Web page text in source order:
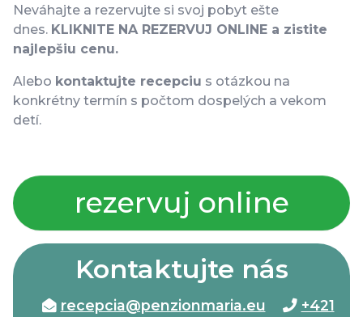
Neváhajte a rezervujte si svoj pobyt ešte
dnes. KLIKNITE NA REZERVUJ ONLINE a zistite
najlepšiu cenu.
Alebo kontaktujte recepciu s otázkou na
konkrétny termín s počtom dospelých a vekom
detí.
rezervuj online
Kontaktujte nás
recepcia@penzionmaria.eu
+421